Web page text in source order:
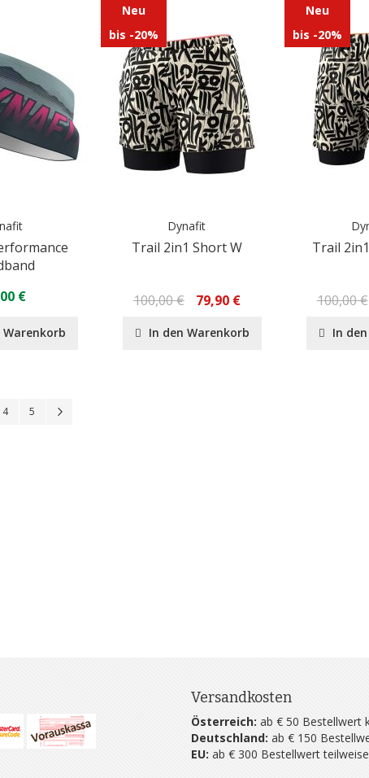
€
Warenkorb
Neu
bis -20%
Dynafit
Trail 2in1 Short W
100,00 € 79,90 €
In den Warenkorb
Neu
bis -20%
Trail
100,00 €
In
Seite
4 Seite
5
Versandkosten
Österreich: ab € 50 Bestellwert
Deutschland: ab € 150
EU: ab € 300 Bestellwert